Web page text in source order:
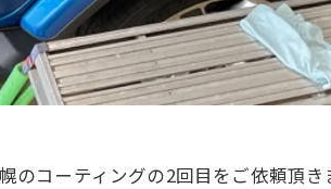
コーティングの2回目をご依頼頂き